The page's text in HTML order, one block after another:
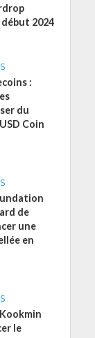
2024
:
du
Coin
de
une
en
le